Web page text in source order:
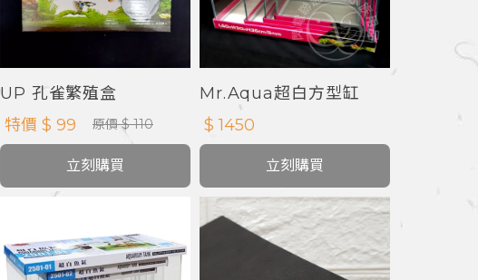
UP 孔雀繁殖盒
原價 $ 110
特價 $ 99
立刻購買
Mr.Aqua超白方型缸
$ 1450
立刻購買